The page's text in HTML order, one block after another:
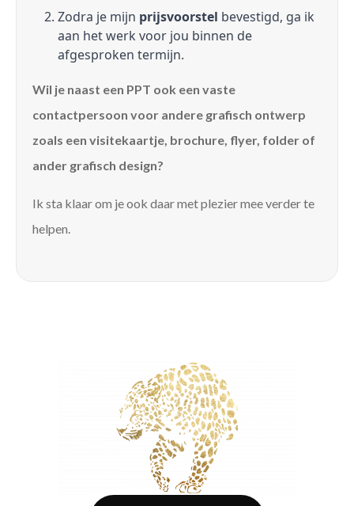
Zodra je mijn prijsvoorstel bevestigd, ga ik
aan het werk voor jou binnen de
afgesproken termijn.
Wil je naast een PPT ook een vaste
contactpersoon voor andere grafisch ontwerp
zoals een visitekaartje, brochure, flyer, folder of
ander grafisch design?
Ik sta klaar om je ook daar met plezier mee verder te
helpen.